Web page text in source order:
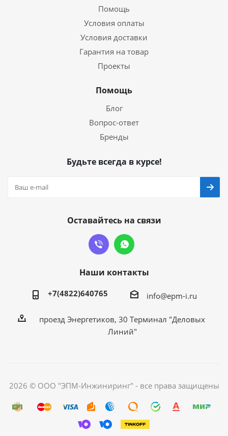
Помощь
Условия оплаты
Условия доставки
Гарантия на товар
Проекты
Помощь
Блог
Вопрос-ответ
Бренды
Будьте всегда в курсе!
Оставайтесь на связи
Наши контакты
+7(4822)640765 info@epm-i.ru
проезд Энергетиков, 30 Терминал "Деловых
Линий"
2026 © ООО "ЭПМ-Инжиниринг" - все права защищены